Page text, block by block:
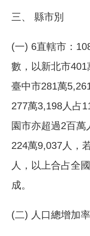
政
私
保
護
策
政
府
站
料
開
三、 縣市別
(一) 6直轄市：
數，以新北市401
臺中市281萬
277萬3,198人占
園市亦超過2百萬
224萬9,037人，
人，以上合占全
成。
(二) 人口總增加率